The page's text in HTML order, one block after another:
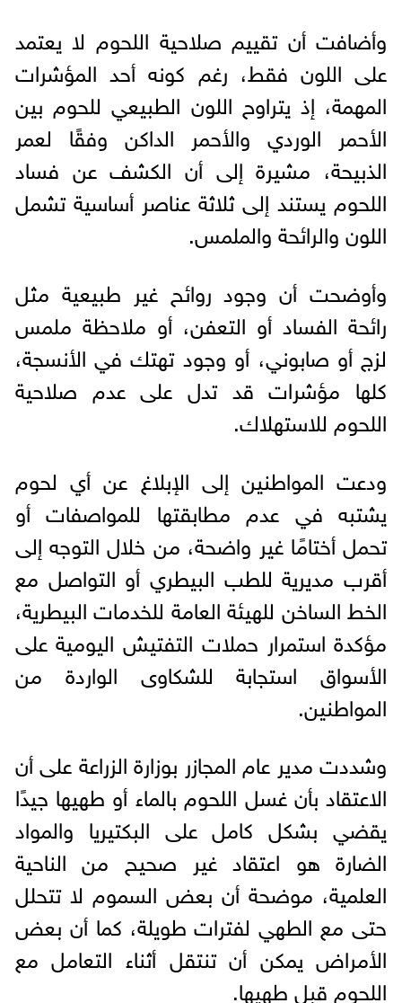
وأضافت أن تقييم صلاحية اللحوم لا يعتمد
على اللون فقط، رغم كونه أحد المؤشرات
المهمة، إذ يتراوح اللون الطبيعي للحوم بين
الأحمر الوردي والأحمر الداكن وفقًا لعمر
الذبيحة، مشيرة إلى أن الكشف عن فساد
اللحوم يستند إلى ثلاثة عناصر أساسية تشمل
اللون والرائحة والملمس.
وأوضحت أن وجود روائح غير طبيعية مثل
رائحة الفساد أو التعفن، أو ملاحظة ملمس
لزج أو صابوني، أو وجود تهتك في الأنسجة،
كلها مؤشرات قد تدل على عدم صلاحية
اللحوم للاستهلاك.
ودعت المواطنين إلى الإبلاغ عن أي لحوم
يشتبه في عدم مطابقتها للمواصفات أو
تحمل أختامًا غير واضحة، من خلال التوجه إلى
أقرب مديرية للطب البيطري أو التواصل مع
الخط الساخن للهيئة العامة للخدمات البيطرية،
مؤكدة استمرار حملات التفتيش اليومية على
الأسواق استجابة للشكاوى الواردة من
المواطنين.
وشددت مدير عام المجازر بوزارة الزراعة على أن
الاعتقاد بأن غسل اللحوم بالماء أو طهيها جيدًا
يقضي بشكل كامل على البكتيريا والمواد
الضارة هو اعتقاد غير صحيح من الناحية
العلمية، موضحة أن بعض السموم لا تتحلل
حتى مع الطهي لفترات طويلة، كما أن بعض
الأمراض يمكن أن تنتقل أثناء التعامل مع
اللحوم قبل طهيها.